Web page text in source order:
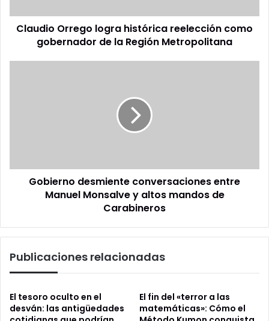
la
Región
Metropolitana
Claudio Orrego logra histórica reelección como
gobernador de la Región Metropolitana
mandos
Carabineros
Gobierno desmiente conversaciones entre
Manuel Monsalve y altos mandos de
Carabineros
Publicaciones relacionadas
El tesoro oculto en el
desván: las antigüedades
El fin del «terror a las
matemáticas»: Cómo el